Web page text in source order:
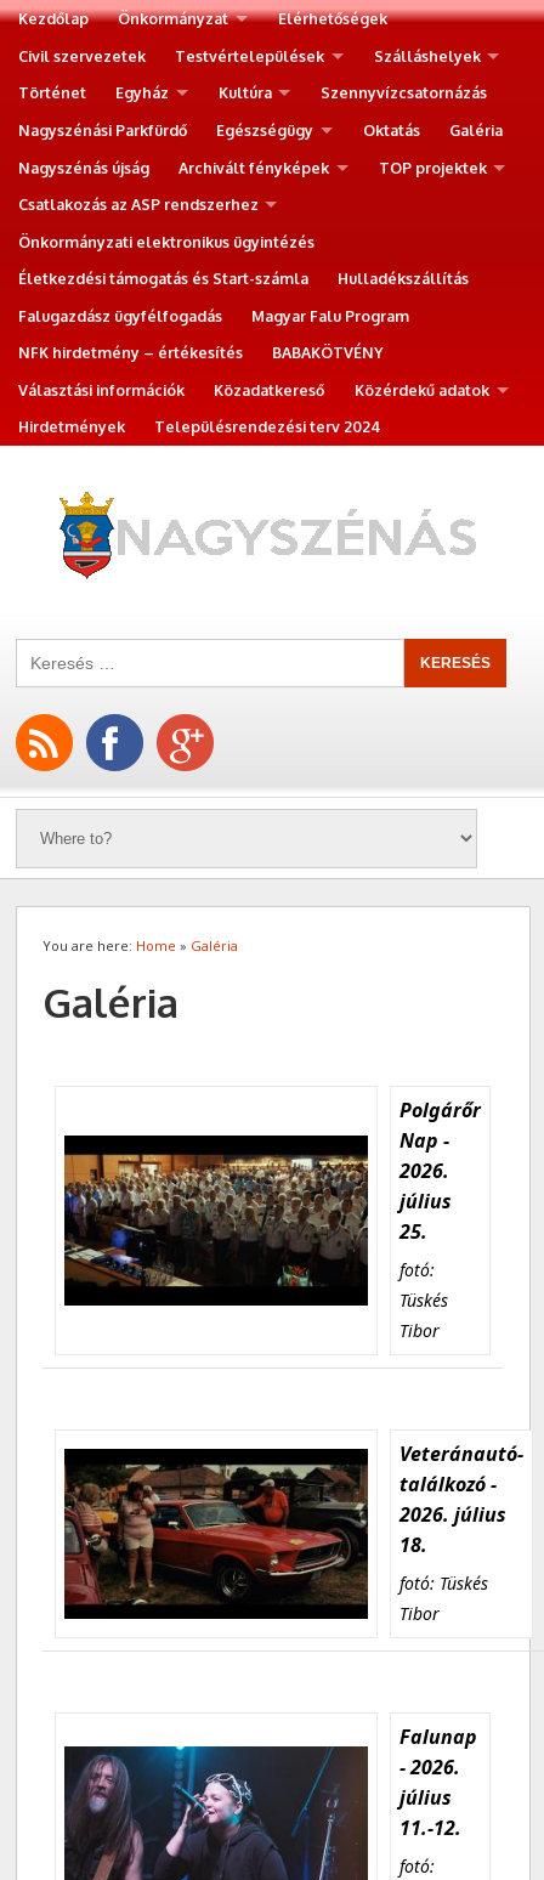
Kezdőlap Önkormányzat
Elérhetőségek
Civil szervezetek
Testvértelepülések
Szálláshelyek
Történet
Egyház Kultúra
Szennyvízcsatornázás
Nagyszénási Parkfürdő
Egészségügy Oktatás
Galéria
Nagyszénás újság
Archivált fényképek
TOP projektek
Csatlakozás az ASP rendszerhez
Önkormányzati elektronikus ügyintézés
Életkezdési támogatás és Start-számla
Hulladékszállítás
Falugazdász ügyfélfogadás
Magyar Falu Program
NFK hirdetmény – értékesítés
BABAKÖTVÉNY
Választási információk
Közadatkereső
Közérdekű adatok
Hirdetmények
Településrendezési terv 2024
You are here: Home » Galéria
Galéria
Polgárőr
Nap -
2026.
július
25.
fotó:
Tüskés
Tibor
Veteránautó-
találkozó -
2026. július
18.
fotó: Tüskés
Tibor
Falunap
- 2026.
július
11.-12.
fotó: